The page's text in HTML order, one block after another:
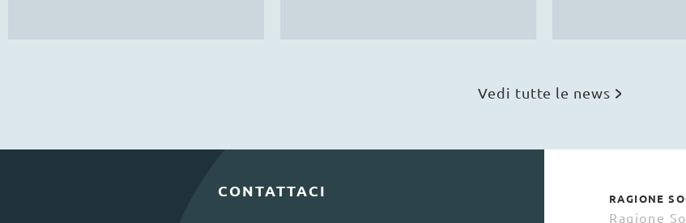
Vedi tutte le news
CONTATTACI RAGIONE